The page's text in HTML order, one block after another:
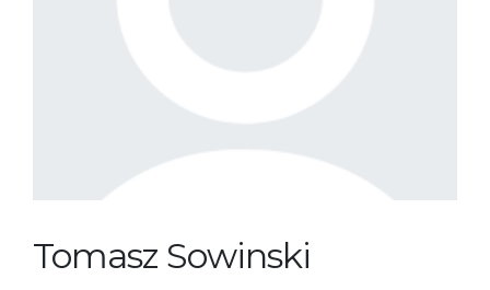
Tomasz Sowinski